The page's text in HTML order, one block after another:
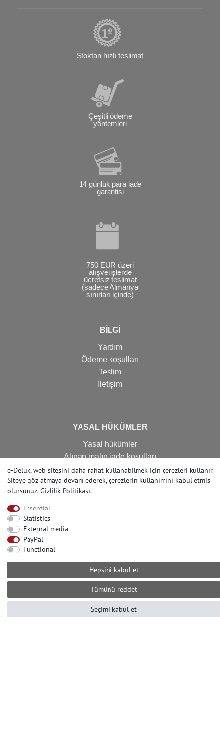
Stoktan hızlı teslimat
Çeşitli ödeme
yöntemleri
14 günlük para iade
garantisi
750 EUR üzeri
alışverişlerde
ücretsiz teslimat
(sadece Almanya
sınırları içinde)
BİLGİ
Yardım
Ödeme koşulları
Teslim
İletişim
YASAL HÜKÜMLER
Yasal hükümler
Alınan malın iade koşulları
Gizlilik politikası
Imprint
Yardıma mı ihtiyacınız var? Bizi arayın:
Çağrı merkezi çalışma saatleri:
Pzt-Cum 10 ile 16 arası (GMT +1)
Е-posta: info@profhome-shop.com
e-Delux, web sitesini daha rahat kullanabilmek için çerezleri kullanır.
Siteye göz atmaya devam ederek, çerezlerin kullanìmìnì kabul etmis
olursunuz.Gizlilik Politikası.
Essential
Statistics
External media
PayPal
Functional
Hepsini kabul et
Tümünü reddet
Seçimi kabul et